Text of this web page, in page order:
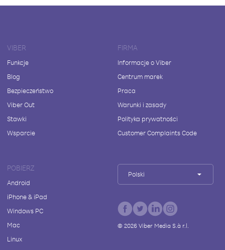
VIBER
Funkcje
Blog
Bezpieczeństwo
Viber Out
Stawki
Wsparcie
FIRMA
Informacje o Viber
Centrum marek
Praca
Warunki i zasady
Polityka prywatności
Customer Complaints Code
POBIERZ
Android
iPhone & iPad
Windows PC
Mac
Linux
Polski
© 2026Viber Media S.à r.l.